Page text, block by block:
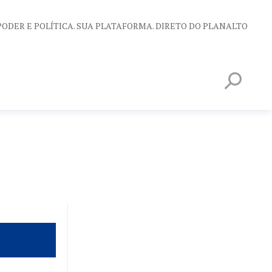
E POLÍTICA. SUA PLATAFORMA. DIRETO DO PLANALTO